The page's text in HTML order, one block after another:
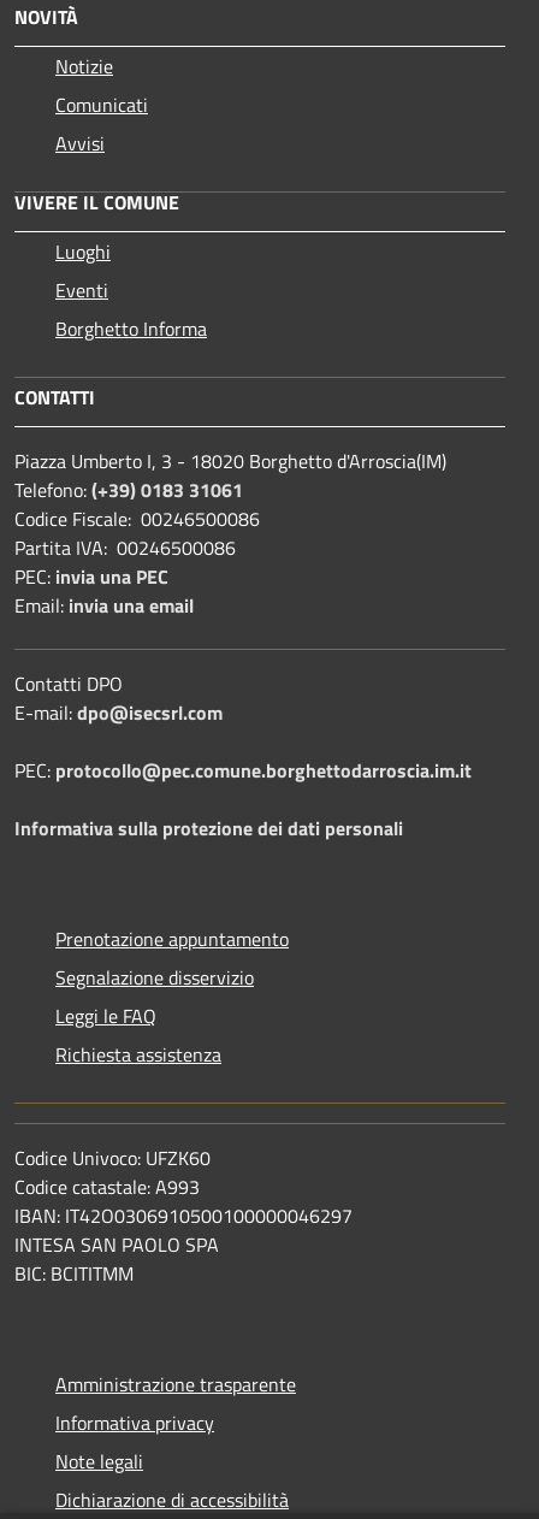
NOVITÀ
Notizie
Comunicati
Avvisi
VIVERE IL COMUNE
Luoghi
Eventi
Borghetto Informa
CONTATTI
Piazza Umberto I, 3 - 18020 Borghetto d'Arroscia(IM)
Telefono:(+39) 0183 31061
Codice Fiscale: 00246500086
Partita IVA: 00246500086
PEC: invia una PEC
Email: invia una email
Contatti DPO
E-mail:dpo@isecsrl.com
PEC: protocollo@pec.comune.borghettodarroscia.im.it
Informativa sulla protezione dei dati personali
Prenotazione appuntamento
Segnalazione disservizio
Leggi le FAQ
Richiesta assistenza
Codice Univoco: UFZK60
Codice catastale: A993
IBAN: IT42O0306910500100000046297
INTESA SAN PAOLO SPA
BIC: BCITITMM
Amministrazione trasparente
Informativa privacy
Note legali
Dichiarazione di accessibilità